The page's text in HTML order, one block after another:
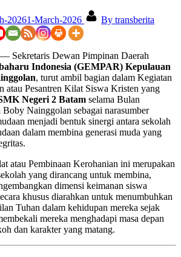
20261-March-2026 By transberita
— Sekretaris Dewan Pimpinan Daerah
Indonesia (GEMPAR) Kepulauan
, turut ambil bagian dalam Kegiatan
atau Pesantren Kilat Siswa Kristen yang
Negeri 2 Batam selama Bulan
Nainggolan sebagai narasumber
menjadi bentuk sinergi antara sekolah
dalam membina generasi muda yang
atau Pembinaan Kerohanian ini merupakan
yang dirancang untuk membina,
dimensi keimanan siswa
khusus diarahkan untuk menumbuhkan
Tuhan dalam kehidupan mereka sejak
mereka menghadapi masa depan
dan karakter yang matang.